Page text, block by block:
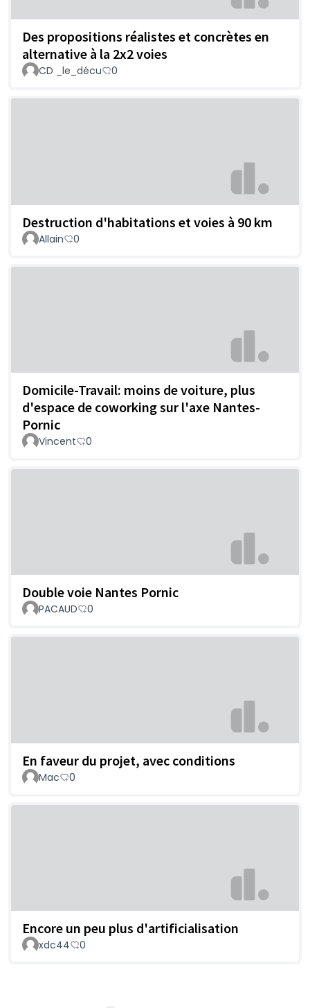
Des propositions réalistes et concrètes en
alternative à la 2x2 voies
CD _le_décu 0
Destruction d'habitations et voies à 90 km
Allain 0
Domicile-Travail: moins de voiture, plus
d'espace de coworking sur l'axe Nantes-
Pornic
Vincent 0
Double voie Nantes Pornic
PACAUD 0
En faveur du projet, avec conditions
Mac 0
Encore un peu plus d'artificialisation
xdc44 0